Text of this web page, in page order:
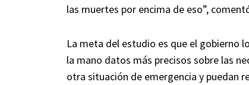
las muertes por encima de eso”,
La meta del estudio es que el gobierno
la mano datos más precisos sobre las
otra situación de emergencia y puedan